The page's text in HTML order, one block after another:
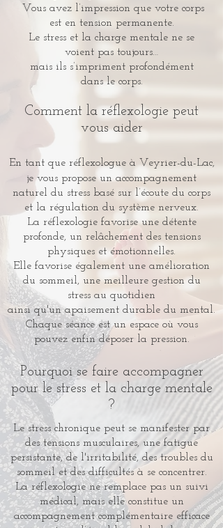
Vous avez l’impression que votre corps
est en tension permanente.
Le stress et la charge mentale ne se
voient pas toujours…
mais ils s’impriment profondément
dans le corps.
Comment la réflexologie peut
vous aider
En tant que réflexologue à Veyrier-du-Lac,
je vous propose un accompagnement
naturel du stress basé sur l’écoute du corps
et la régulation du système nerveux.
La réflexologie favorise une détente
profonde, un relâchement des tensions
physiques et émotionnelles.
Elle favorise également une amélioration
du sommeil, une meilleure gestion du
stress au quotidien
ainsi qu'un apaisement durable du mental.
Chaque séance est un espace où vous
pouvez enfin déposer la pression.​
Pourquoi se faire accompagner
pour le stress et la charge mentale
?
Le stress chronique peut se manifester par
des tensions musculaires, une fatigue
persistante, de l'irritabilité, des troubles du
sommeil et des difficultés à se concentrer.
La réflexologie ne remplace pas un suivi
médical, mais elle constitue un
accompagnement complémentaire efficace